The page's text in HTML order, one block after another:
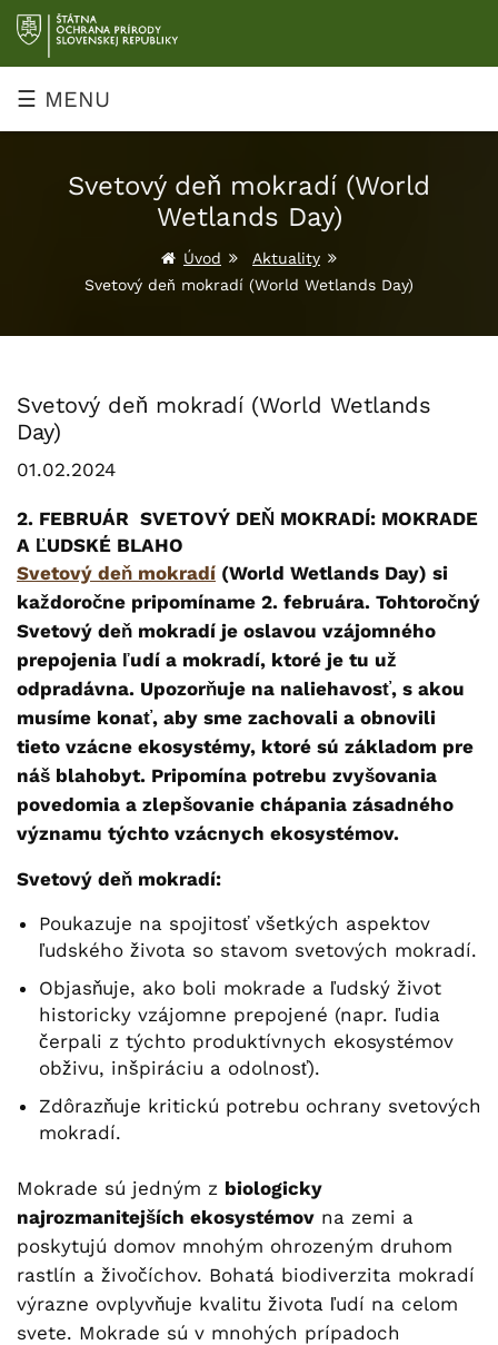
Prejsť
na
obsah
☰ MENU
Svetový deň mokradí (World
Wetlands Day)
Úvod
Aktuality
Svetový deň mokradí (World Wetlands Day)
Svetový deň mokradí (World Wetlands
Day)
01.02.2024
2. FEBRUÁR SVETOVÝ DEŇ MOKRADÍ: MOKRADE
A ĽUDSKÉ BLAHO
Svetový deň mokradí (World Wetlands Day) si
každoročne pripomíname 2. februára. Tohtoročný
Svetový deň mokradí je oslavou vzájomného
prepojenia ľudí a mokradí, ktoré je tu už
odpradávna. Upozorňuje na naliehavosť, s akou
musíme konať, aby sme zachovali a obnovili
tieto vzácne ekosystémy, ktoré sú základom pre
náš blahobyt. Pripomína potrebu zvyšovania
povedomia a zlepšovanie chápania zásadného
významu týchto vzácnych ekosystémov.
Svetový deň mokradí:
Poukazuje na spojitosť všetkých aspektov
ľudského života so stavom svetových mokradí.
Objasňuje, ako boli mokrade a ľudský život
historicky vzájomne prepojené (napr. ľudia
čerpali z týchto produktívnych ekosystémov
obživu, inšpiráciu a odolnosť).
Zdôrazňuje kritickú potrebu ochrany svetových
mokradí.
Mokrade sú jedným z biologicky
najrozmanitejších ekosystémov na zemi a
poskytujú domov mnohým ohrozeným druhom
rastlín a živočíchov. Bohatá biodiverzita mokradí
výrazne ovplyvňuje kvalitu života ľudí na celom
svete. Mokrade sú v mnohých prípadoch